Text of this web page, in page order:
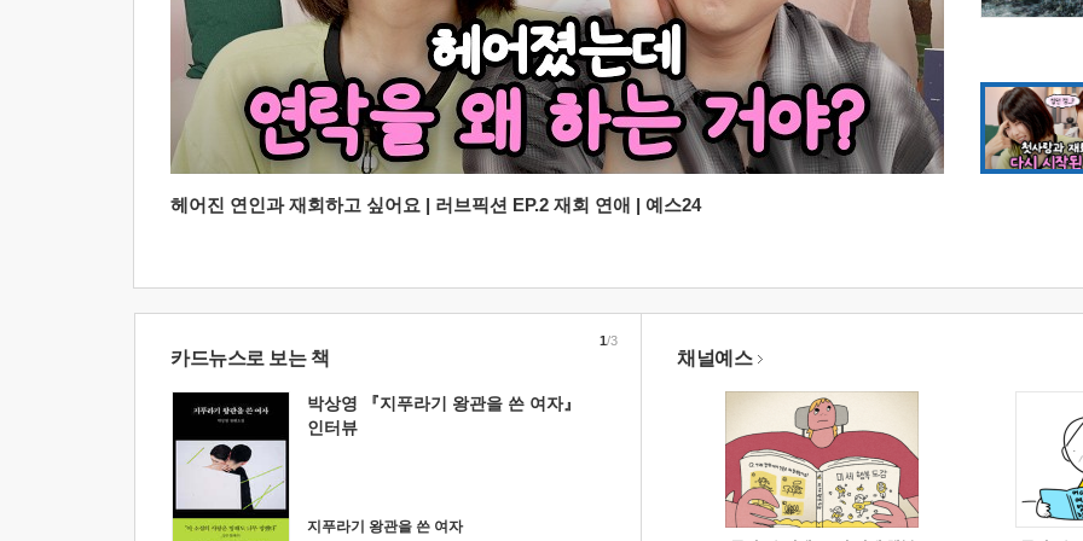
헤어진 연인과 재회하고 싶어요 | 러브픽션 EP.2 재회 연애 | 예스24
카드뉴스로 보는 책
박상영 『지푸라기 왕관을 쓴 여자』
인터뷰
지푸라기 왕관을 쓴 여자
1/3
채널예스